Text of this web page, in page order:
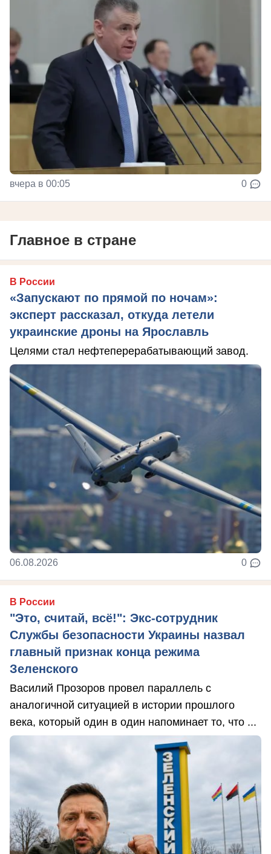
вчера в 00:05 0
Главное в стране
В России
«Запускают по прямой по ночам»:
эксперт рассказал, откуда летели
украинские дроны на Ярославль
Целями стал нефтеперерабатывающий завод.
06.08.2026 0
В России
"Это, считай, всё!": Экс-сотрудник
Службы безопасности Украины назвал
главный признак конца режима
Зеленского
Василий Прозоров провел параллель с
аналогичной ситуацией в истории прошлого
века, который один в один напоминает то, что ...